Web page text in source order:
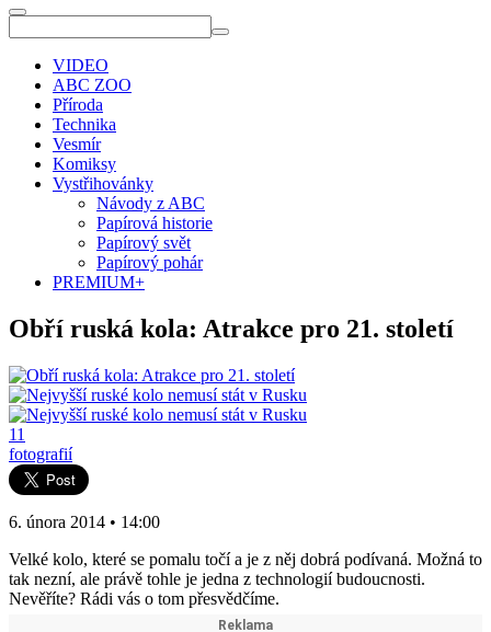
VIDEO
ABC ZOO
Příroda
Technika
Vesmír
Komiksy
Vystřihovánky
Návody z ABC
Papírová historie
Papírový svět
Papírový pohár
PREMIUM+
Obří ruská kola: Atrakce pro 21. století
11
fotografií
6. února 2014 • 14:00
Velké kolo, které se pomalu točí a je z něj dobrá podívaná. Možná to
tak nezní, ale právě tohle je jedna z technologií budoucnosti.
Nevěříte? Rádi vás o tom přesvědčíme.